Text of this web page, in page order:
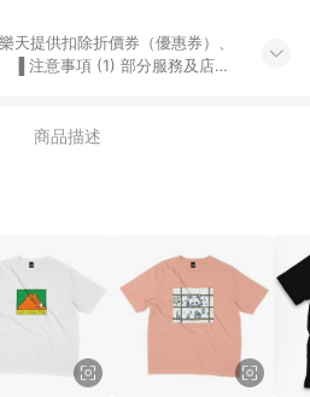
盛、樂天KOBO電子書，請詳閱
24小時內結帳，才享有 LINE
回饋網、Google等其他網頁、或
換為App都將會造成追蹤中斷而
頁不符，以銷售網頁標示為準。
灣樂天回饋規定，逾期訂單將
商品描述